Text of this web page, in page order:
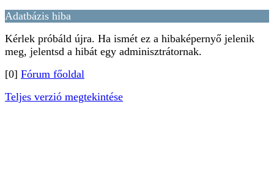
Adatbázis hiba
Kérlek próbáld újra. Ha ismét ez a hibaképernyő jelenik
meg, jelentsd a hibát egy adminisztrátornak.
[0] Fórum főoldal
Teljes verzió megtekintése